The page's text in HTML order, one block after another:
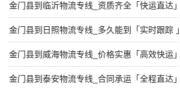
金门县到临沂物流专线_资质齐全「快运直达」
金门县到日照物流专线_多久能到「实时跟踪 」
金门县到威海物流专线_价格实惠「高效快运」
金门县到泰安物流专线_合同承运「全程直达」